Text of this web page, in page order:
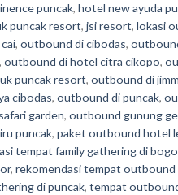
puncak, hotel new ayuda
puncak resort, jsi resort, lokasi
, outbound di cibodas,
, outbound di hotel citra cikopo,
puncak resort, outbound di
cibodas, outbound di puncak,
garden, outbound gunung
puncak, paket outbound hotel
tempat family gathering di
, rekomendasi tempat outbound
di puncak, tempat